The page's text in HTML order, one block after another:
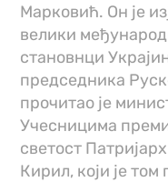
Марковић. Он је
велики
становнци
председника
прочитао је
Учесницима
светост
Кирил, који је